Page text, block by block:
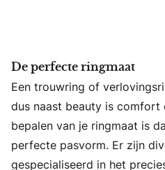
De perfecte ringmaat
Een trouwring of
dus naast beauty is comfort
bepalen van je ringmaat is
perfecte pasvorm. Er zijn
gespecialiseerd in het